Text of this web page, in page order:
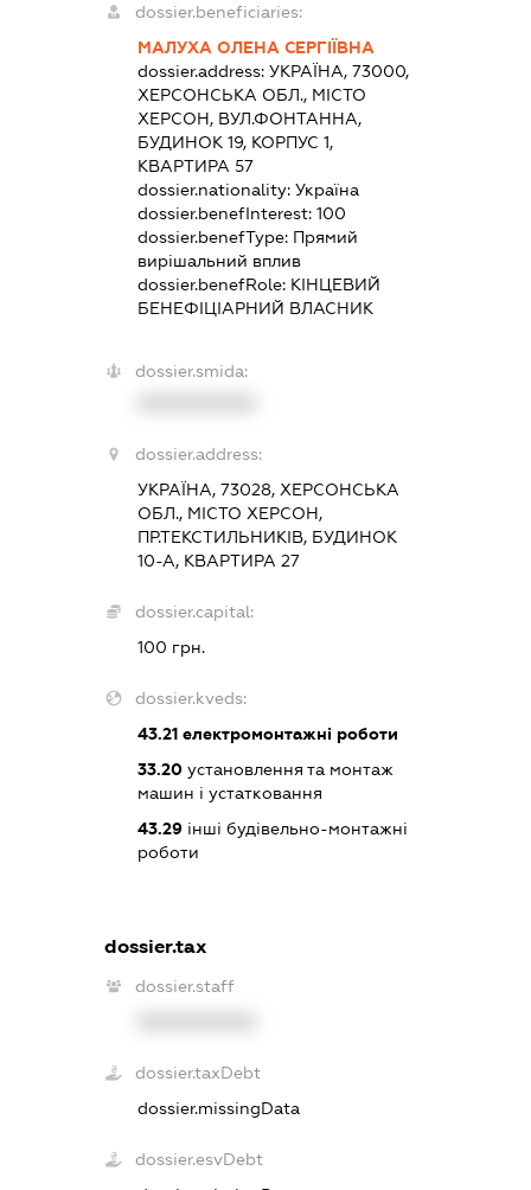
dossier.beneficiaries:
МАЛУХА ОЛЕНА СЕРГІЇВНА
dossier.address: УКРАЇНА, 73000,
ХЕРСОНСЬКА ОБЛ., МІСТО
ХЕРСОН, ВУЛ.ФОНТАННА,
БУДИНОК 19, КОРПУС 1,
КВАРТИРА 57
dossier.nationality: Україна
dossier.benefInterest: 100
dossier.benefType: Прямий
вирішальний вплив
dossier.benefRole: КІНЦЕВИЙ
БЕНЕФІЦІАРНИЙ ВЛАСНИК
dossier.smida:
dossier.address:
УКРАЇНА, 73028, ХЕРСОНСЬКА
ОБЛ., МІСТО ХЕРСОН,
ПР.ТЕКСТИЛЬНИКІВ, БУДИНОК
10-А, КВАРТИРА 27
dossier.capital:
100 грн.
dossier.kveds:
43.21електромонтажні роботи
33.20установлення та монтаж
машин і устатковання
43.29інші будівельно-монтажні
роботи
dossier.tax
dossier.staff
dossier.taxDebt
dossier.missingData
dossier.esvDebt